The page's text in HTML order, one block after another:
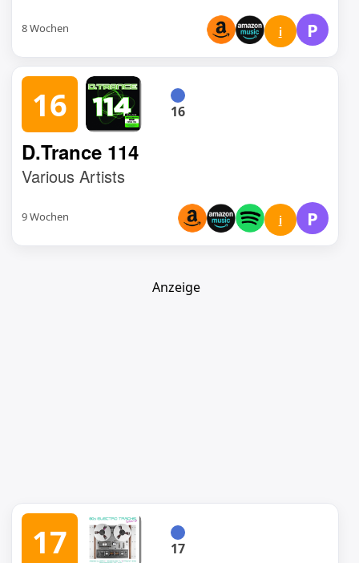
8 Wochen i P
16 16
D.Trance 114
Various Artists
9 Wochen i P
Anzeige
17 17